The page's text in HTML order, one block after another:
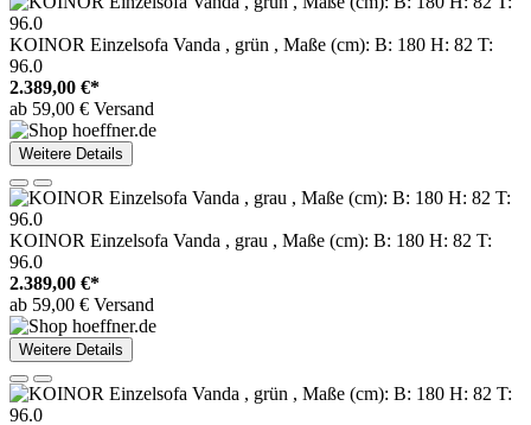
KOINOR Einzelsofa Vanda , grün , Maße (cm): B: 180 H: 82 T:
96.0
2.389,00 €*
ab 59,00 € Versand
Weitere Details
KOINOR Einzelsofa Vanda , grau , Maße (cm): B: 180 H: 82 T:
96.0
2.389,00 €*
ab 59,00 € Versand
Weitere Details